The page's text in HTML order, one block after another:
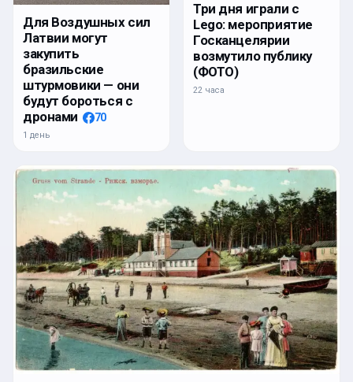
Для Воздушных сил
Латвии могут
закупить
бразильские
штурмовики — они
будут бороться с
дронами
70
1 день
Три дня играли с
Lego: мероприятие
Госканцелярии
возмутило публику
(ФОТО)
22 часа